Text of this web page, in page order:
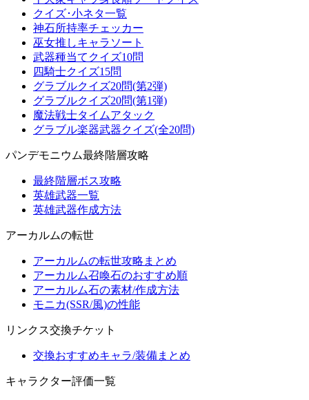
クイズ･小ネタ一覧
神石所持率チェッカー
巫女推しキャラソート
武器種当てクイズ10問
四騎士クイズ15問
グラブルクイズ20問(第2弾)
グラブルクイズ20問(第1弾)
魔法戦士タイムアタック
グラブル楽器武器クイズ(全20問)
パンデモニウム最終階層攻略
最終階層ボス攻略
英雄武器一覧
英雄武器作成方法
アーカルムの転世
アーカルムの転世攻略まとめ
アーカルム召喚石のおすすめ順
アーカルム石の素材/作成方法
モニカ(SSR/風)の性能
リンクス交換チケット
交換おすすめキャラ/装備まとめ
キャラクター評価一覧